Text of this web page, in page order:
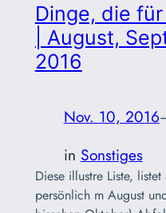
Dinge, die
| August,
2016
Nov. 10, 2016
in Sonstiges
Diese illustre Liste,
persönlich m August